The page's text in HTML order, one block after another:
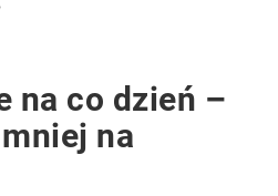
na co dzień –
na